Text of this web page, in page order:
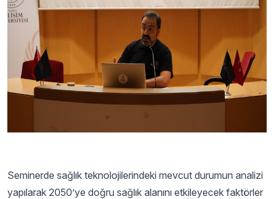
Seminerde sağlık teknolojilerindeki mevcut durumun analizi
yapılarak 2050’ye doğru sağlık alanını etkileyecek faktörler